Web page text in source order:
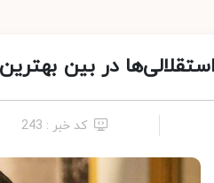
در بین
کد خبر : 243